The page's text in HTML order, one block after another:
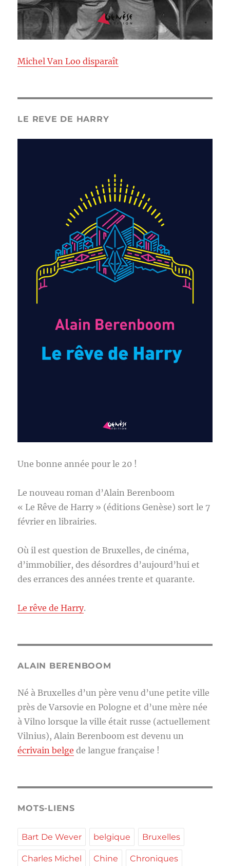
Michel Van Loo disparaît
LE REVE DE HARRY
Une bonne année pour le 20 !
Le nouveau roman d’Alain Berenboom
« Le Rêve de Harry » (éditions Genèse) sort le 7
février en librairies.
Où il est question de Bruxelles, de cinéma,
d’immobilier, des désordres d’aujourd’hui et
des errances des années trente et quarante.
Le rêve de Harry.
ALAIN BERENBOOM
Né à Bruxelles d’un père venu d’une petite ville
près de Varsovie en Pologne et d’une mère née
à Vilno lorsque la ville était russe (actuellement
Vilnius), Alain Berenboom est devenu un
écrivain belge de langue française !
MOTS-LIENS
Bart De Wever belgique Bruxelles
Charles Michel Chine Chroniques